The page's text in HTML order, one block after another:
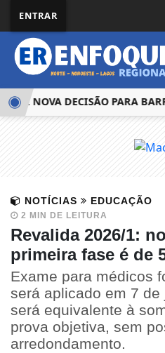
ENTRAR
NOVA DECISÃO PARA
NOTÍCIAS EDUCAÇÃO
2 MIN DE LEITURA
Revalida 2026/1:
primeira fase é de
Exame para médicos
será aplicado em 7 de
será equivalente à
prova objetiva, sem
arredondamento.